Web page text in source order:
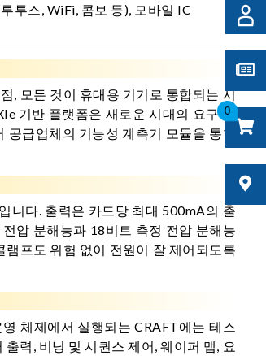
0
투스, WiFi, 콤보 등), 모바일 IC
, 모든 것이 휴대용 기기로 통합되는 시
기반 플랫폼은 새로운 시대의 요구 사
급업체의 기능성 계측기 모듈을 통합
니다. 출력은 카드당 최대 500mA의 출
압 분해능과 18비트 측정 전압 분해능
프도 위험 없이 전원이 잘 제어되도록
체제에서 실행되는 CRAFT에는 테스
력, 비닝 및 시퀀스 제어, 웨이퍼 맵, 요